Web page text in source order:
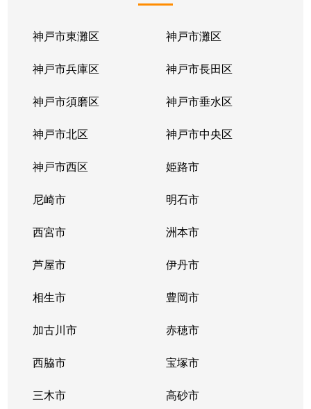
神戸市東灘区 神戸市灘区
神戸市兵庫区 神戸市長田区
神戸市須磨区 神戸市垂水区
神戸市北区 神戸市中央区
神戸市西区 姫路市
尼崎市 明石市
西宮市 洲本市
芦屋市 伊丹市
相生市 豊岡市
加古川市 赤穂市
西脇市 宝塚市
三木市 高砂市